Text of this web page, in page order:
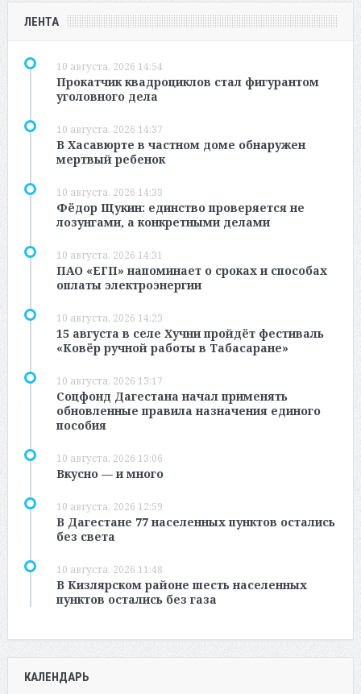
ЛЕНТА
10 августа, 2026 14:54
Прокатчик квадроциклов стал фигурантом
уголовного дела
10 августа, 2026 14:37
В Хасавюрте в частном доме обнаружен
мертвый ребенок
10 августа, 2026 14:33
Фёдор Щукин: единство проверяется не
лозунгами, а конкретными делами
10 августа, 2026 14:31
ПАО «ЕГП» напоминает о сроках и способах
оплаты электроэнергии
10 августа, 2026 14:23
15 августа в селе Хучни пройдёт фестиваль
«Ковёр ручной работы в Табасаране»
10 августа, 2026 13:17
Соцфонд Дагестана начал применять
обновленные правила назначения единого
пособия
10 августа, 2026 13:06
Вкусно — и много
10 августа, 2026 12:59
В Дагестане 77 населенных пунктов остались
без света
10 августа, 2026 11:48
В Кизлярском районе шесть населенных
пунктов остались без газа
КАЛЕНДАРЬ